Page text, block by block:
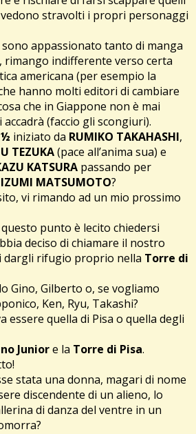
stravolti i propri personaggi
appassionato tanto di manga
rimango indifferente verso certa
americana (per esempio la
hanno molti editori di cambiare
che in Giappone non è mai
(faccio gli scongiuri).
½ iniziato da RUMIKO TAKAHASHI,
TEZUKA(pace all’anima sua) e
KATSURA passando per
IZUMI MATSUMOTO?
vi rimando ad un mio prossimo
punto è lecito chiedersi
deciso di chiamare il nostro
dargli rifugio proprio nella Torre di
Gino, Gilberto o, se vogliamo
Ken, Ryu, Takashi?
essere quella di Pisa o quella degli
Juniore la Torre di Pisa.
stata una donna, magari di nome
discendente di un alieno, lo
di danza del ventre in un